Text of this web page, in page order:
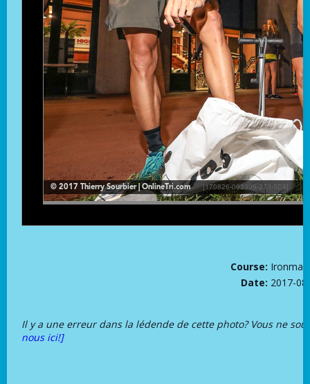
Course: Ironman
Date: 2017-
Il y a une erreur dans la lédende de cette photo? Vous ne
nous ici!]